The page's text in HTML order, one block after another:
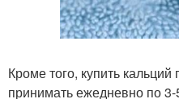
Кроме того, купить
принимать ежедневно по 3-